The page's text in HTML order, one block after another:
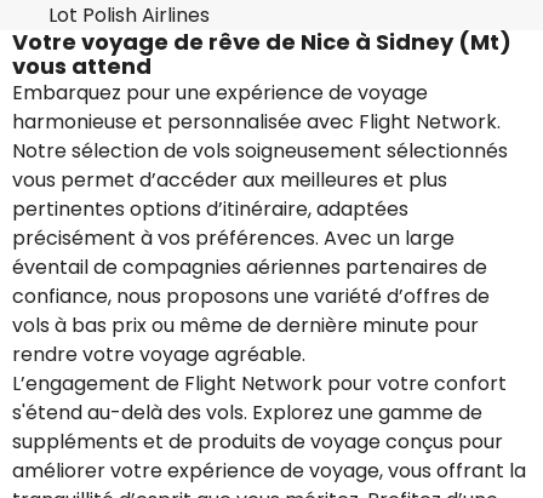
Lot Polish Airlines
Votre voyage de rêve de Nice à Sidney (Mt)
vous attend
Embarquez pour une expérience de voyage
harmonieuse et personnalisée avec Flight Network.
Notre sélection de vols soigneusement sélectionnés
vous permet d’accéder aux meilleures et plus
pertinentes options d’itinéraire, adaptées
précisément à vos préférences. Avec un large
éventail de compagnies aériennes partenaires de
confiance, nous proposons une variété d’offres de
vols à bas prix ou même de dernière minute pour
rendre votre voyage agréable.
L’engagement de Flight Network pour votre confort
s'étend au-delà des vols. Explorez une gamme de
suppléments et de produits de voyage conçus pour
améliorer votre expérience de voyage, vous offrant la